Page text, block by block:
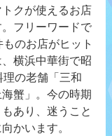
クが使えるお店
フリーワードで
のお店がヒット
横浜中華街で昭
の老舗「三和
蟹」。今の時期
あり、迷うこと
かいます。